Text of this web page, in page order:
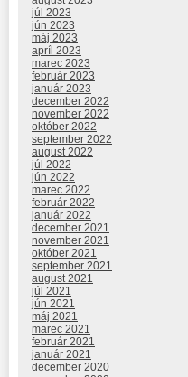
júl 2023
jún 2023
máj 2023
apríl 2023
marec 2023
február 2023
január 2023
december 2022
november 2022
október 2022
september 2022
august 2022
júl 2022
jún 2022
marec 2022
február 2022
január 2022
december 2021
november 2021
október 2021
september 2021
august 2021
júl 2021
jún 2021
máj 2021
marec 2021
február 2021
január 2021
december 2020